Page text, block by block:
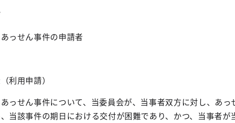
っせん事件の申請者
利用申請）
っせん事件について、当委員会が、当事者双方に対し、あっ
当該事件の期日における交付が困難であり、かつ、当事者が